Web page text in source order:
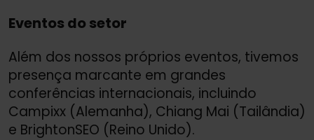
Eventos do setor
Além dos nossos próprios eventos, tivemos
presença marcante em grandes
conferências internacionais, incluindo
Campixx (Alemanha), Chiang Mai (Tailândia)
e BrightonSEO (Reino Unido).